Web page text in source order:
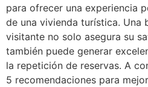
para ofrecer una experiencia
de una vivienda turística. Una
visitante no solo asegura su
también puede generar
la repetición de reservas. A
5 recomendaciones para